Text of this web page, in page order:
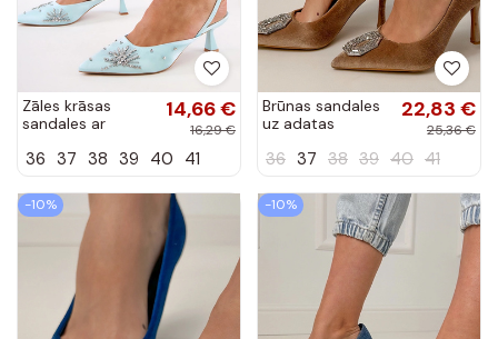
Zāles krāsas
sandales ar
atvērtu papēdi
14,66 €
16,29 €
36 37 38 39 40 41
Brūnas sandales
uz adatas
cirkoniem Eleda
22,83 €
25,36 €
36 37 38 39 40 41
-10% -10%